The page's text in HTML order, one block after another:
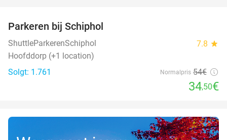
Parkeren bij Schiphol
ShuttleParkerenSchiphol 7.8 star
Hoofddorp (+1 location)
Solgt: 1.761
Normalpris 54€
34,50€